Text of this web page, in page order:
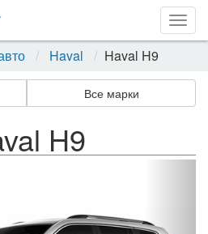
Haval Haval H9
Все марки
H9